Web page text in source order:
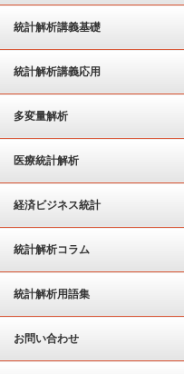
統計解析講義基礎
統計解析講義応用
多変量解析
医療統計解析
経済ビジネス統計
統計解析コラム
統計解析用語集
お問い合わせ